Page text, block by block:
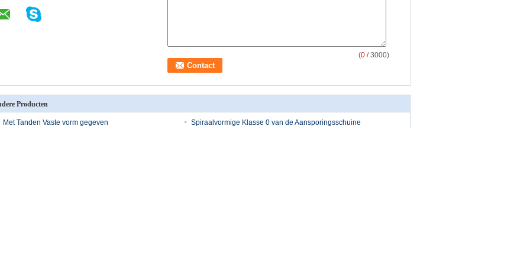
(0 / 3000)
Producten
Met Tanden Vaste vorm gegeven
Spiraalvormige Klasse 0 van de Aansporingsschuine